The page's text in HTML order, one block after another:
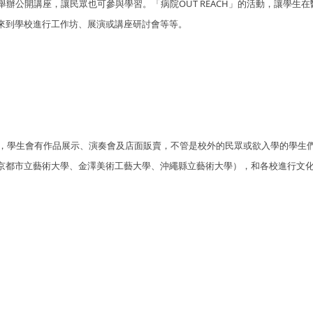
公開講座，讓民眾也可參與學習。「病院OUT REACH」的活動，讓學生在
學校進行工作坊、展演或講座研討會等等。
生會有作品展示、演奏會及店面販賣，不管是校外的民眾或欲入學的學生
市立藝術大學、金澤美術工藝大學、沖繩縣立藝術大學），和各校進行文